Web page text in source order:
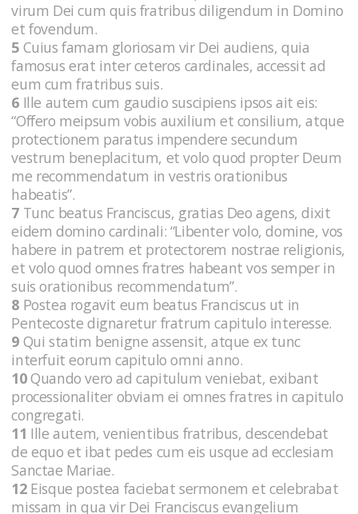
virum Dei cum quis fratribus diligendum in Domino
et fovendum.
5 Cuius famam gloriosam vir Dei audiens, quia
famosus erat inter ceteros cardinales, accessit ad
eum cum fratribus suis.
6 Ille autem cum gaudio suscipiens ipsos ait eis:
“Offero meipsum vobis auxilium et consilium, atque
protectionem paratus impendere secundum
vestrum beneplacitum, et volo quod propter Deum
me recommendatum in vestris orationibus
habeatis”.
7 Tunc beatus Franciscus, gratias Deo agens, dixit
eidem domino cardinali: “Libenter volo, domine, vos
habere in patrem et protectorem nostrae religionis,
et volo quod omnes fratres habeant vos semper in
suis orationibus recommendatum”.
8 Postea rogavit eum beatus Franciscus ut in
Pentecoste dignaretur fratrum capitulo interesse.
9 Qui statim benigne assensit, atque ex tunc
interfuit eorum capitulo omni anno.
10Quando vero ad capitulum veniebat, exibant
processionaliter obviam ei omnes fratres in capitulo
congregati.
11 Ille autem, venientibus fratribus, descendebat
de equo et ibat pedes cum eis usque ad ecclesiam
Sanctae Mariae.
12Eisque postea faciebat sermonem et celebrabat
missam in qua vir Dei Franciscus evangelium